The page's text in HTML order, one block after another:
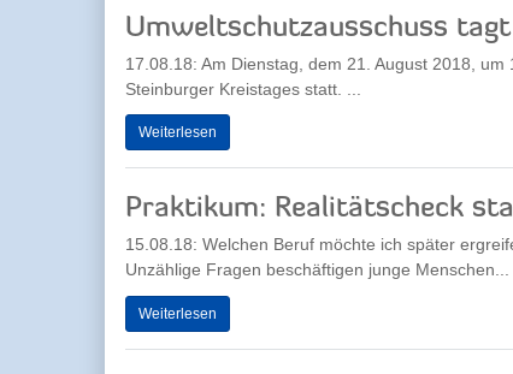
Umweltschutzausschuss tagt
17.08.18: Am Dienstag, dem 21. August 2018,
Steinburger Kreistages statt. ...
Weiterlesen
Praktikum: Realitätscheck
15.08.18: Welchen Beruf möchte ich später
Unzählige Fragen beschäftigen junge Menschen...
Weiterlesen